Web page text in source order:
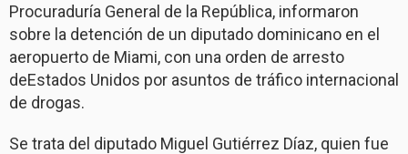
Procuraduría General de la República, informaron
sobre la detención de un diputado dominicano en el
aeropuerto de Miami, con una orden de arresto
deEstados Unidos por asuntos de tráfico internacional
de drogas.
Se trata del diputado Miguel Gutiérrez Díaz, quien fue